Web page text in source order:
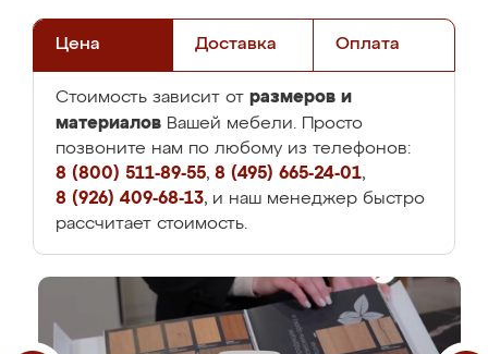
Цена Доставка Оплата
Стоимость зависит от размеров и
материалов Вашей мебели. Просто
позвоните нам по любому из телефонов:
8 (800) 511-89-55, 8 (495) 665-24-01,
8 (926) 409-68-13, и наш менеджер быстро
рассчитает стоимость.